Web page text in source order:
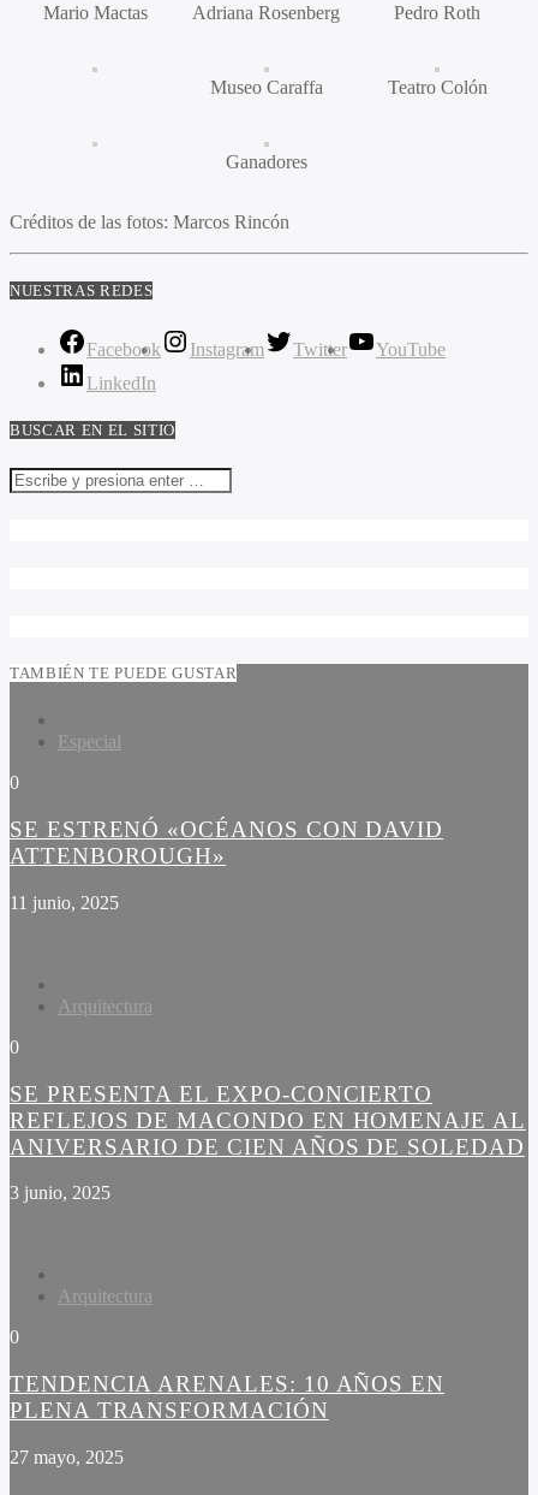
Mario Mactas Adriana Rosenberg Pedro Roth
Museo Caraffa Teatro Colón
Ganadores
Créditos de las fotos: Marcos Rincón
NUESTRAS REDES
Facebook Instagram Twitter
YouTube
LinkedIn
BUSCAR EN EL SITIO
TAMBIÉN TE PUEDE GUSTAR
Especial
0
SE ESTRENÓ «OCÉANOS CON DAVID
ATTENBOROUGH»
11 junio, 2025
Arquitectura
0
SE PRESENTA EL EXPO-CONCIERTO
REFLEJOS DE MACONDO EN HOMENAJE AL
ANIVERSARIO DE CIEN AÑOS DE SOLEDAD
3 junio, 2025
Arquitectura
0
TENDENCIA ARENALES: 10 AÑOS EN
PLENA TRANSFORMACIÓN
27 mayo, 2025